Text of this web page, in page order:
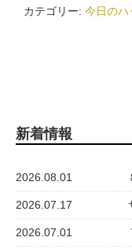
カテゴリー: 今日のハ
新着情報
2026.08.01
2026.07.17
2026.07.01